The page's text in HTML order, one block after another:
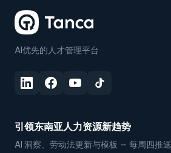
AI优先的人才管理平台
引领东南亚人力资源新趋势
AI 洞察、劳动法更新与模板 — 每周四推送